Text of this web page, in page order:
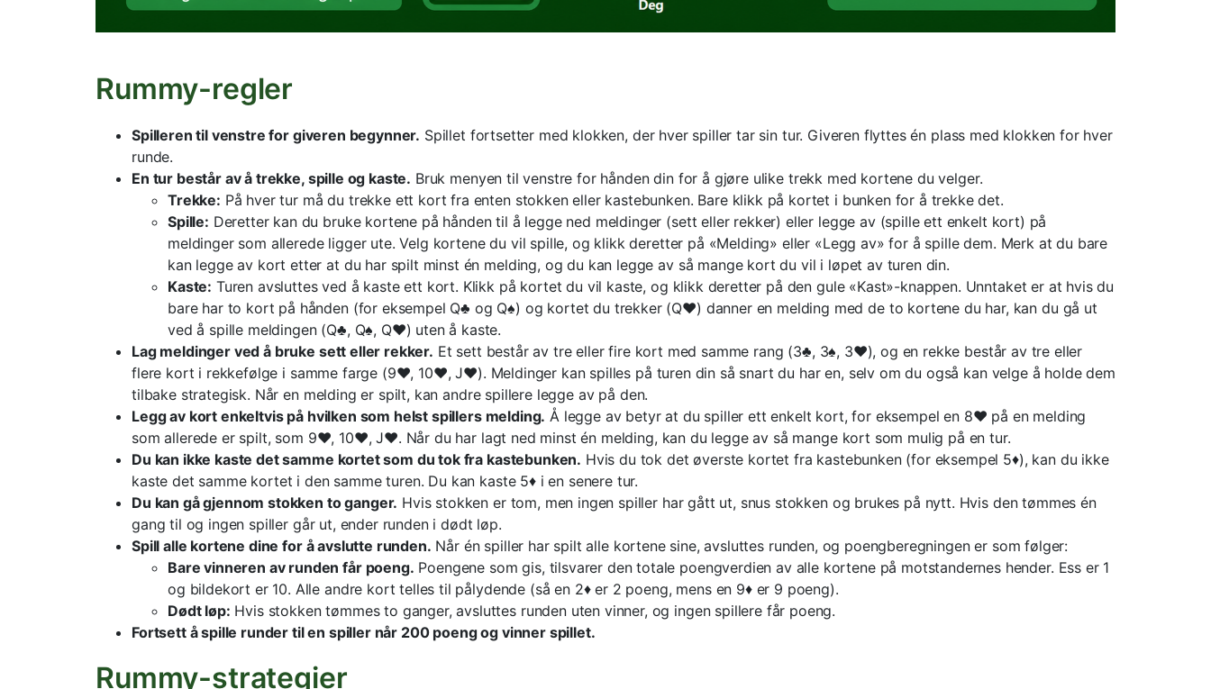
Rummy-regler
Spilleren til venstre for giveren begynner. Spillet fortsetter med klokken, der hver spiller tar sin tur. Giveren flyttes én plass med klokken for hver
runde.
En tur består av å trekke, spille og kaste. Bruk menyen til venstre for hånden din for å gjøre ulike trekk med kortene du velger.
Trekke: På hver tur må du trekke ett kort fra enten stokken eller kastebunken. Bare klikk på kortet i bunken for å trekke det.
Spille: Deretter kan du bruke kortene på hånden til å legge ned meldinger (sett eller rekker) eller legge av (spille ett enkelt kort) på
meldinger som allerede ligger ute. Velg kortene du vil spille, og klikk deretter på «Melding» eller «Legg av» for å spille dem. Merk at du bare
kan legge av kort etter at du har spilt minst én melding, og du kan legge av så mange kort du vil i løpet av turen din.
Kaste: Turen avsluttes ved å kaste ett kort. Klikk på kortet du vil kaste, og klikk deretter på den gule «Kast»-knappen. Unntaket er at hvis du
bare har to kort på hånden (for eksempel Q♣ og Q♠) og kortet du trekker (Q♥) danner en melding med de to kortene du har, kan du gå ut
ved å spille meldingen (Q♣, Q♠, Q♥) uten å kaste.
Lag meldinger ved å bruke sett eller rekker. Et sett består av tre eller fire kort med samme rang (3♣, 3♠, 3♥), og en rekke består av tre eller
flere kort i rekkefølge i samme farge (9♥, 10♥, J♥). Meldinger kan spilles på turen din så snart du har en, selv om du også kan velge å holde dem
tilbake strategisk. Når en melding er spilt, kan andre spillere legge av på den.
Legg av kort enkeltvis på hvilken som helst spillers melding. Å legge av betyr at du spiller ett enkelt kort, for eksempel en 8♥ på en melding
som allerede er spilt, som 9♥, 10♥, J♥. Når du har lagt ned minst én melding, kan du legge av så mange kort som mulig på en tur.
Du kan ikke kaste det samme kortet som du tok fra kastebunken. Hvis du tok det øverste kortet fra kastebunken (for eksempel 5♦), kan du ikke
kaste det samme kortet i den samme turen. Du kan kaste 5♦ i en senere tur.
Du kan gå gjennom stokken to ganger. Hvis stokken er tom, men ingen spiller har gått ut, snus stokken og brukes på nytt. Hvis den tømmes én
gang til og ingen spiller går ut, ender runden i dødt løp.
Spill alle kortene dine for å avslutte runden. Når én spiller har spilt alle kortene sine, avsluttes runden, og poengberegningen er som følger:
Bare vinneren av runden får poeng. Poengene som gis, tilsvarer den totale poengverdien av alle kortene på motstandernes hender. Ess er 1
og bildekort er 10. Alle andre kort telles til pålydende (så en 2♦ er 2 poeng, mens en 9♦ er 9 poeng).
Dødt løp: Hvis stokken tømmes to ganger, avsluttes runden uten vinner, og ingen spillere får poeng.
Fortsett å spille runder til en spiller når 200 poeng og vinner spillet.
Rummy-strategier